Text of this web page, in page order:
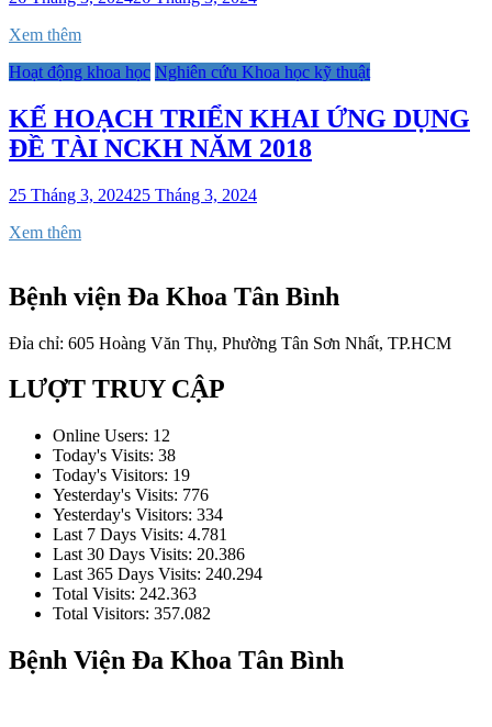
Xem thêm
Hoạt động khoa học Nghiên cứu Khoa học kỹ thuật
KẾ HOẠCH TRIỂN KHAI ỨNG DỤNG
ĐỀ TÀI NCKH NĂM 2018
25 Tháng 3, 202425 Tháng 3, 2024
Xem thêm
Bệnh viện Đa Khoa Tân Bình
Đỉa chỉ: 605 Hoàng Văn Thụ, Phường Tân Sơn Nhất, TP.HCM
LƯỢT TRUY CẬP
Online Users: 12
Today's Visits: 38
Today's Visitors: 19
Yesterday's Visits: 776
Yesterday's Visitors: 334
Last 7 Days Visits: 4.781
Last 30 Days Visits: 20.386
Last 365 Days Visits: 240.294
Total Visits: 242.363
Total Visitors: 357.082
Bệnh Viện Đa Khoa Tân Bình